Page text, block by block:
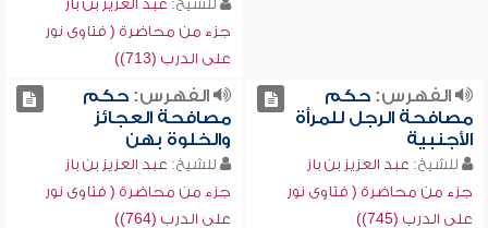
للشيخ: عبد العزيز بن باز
جزء من محاضرة ( فتاوى نور
على الدرب (713))
الفهرس:حكم
مصافحة الرجل للمرأة
الأجنبية
للشيخ: عبد العزيز بن باز
جزء من محاضرة ( فتاوى نور
على الدرب (745))
الفهرس:حكم
مصافحة العجائز
والخلوة بهن
للشيخ: عبد العزيز بن باز
جزء من محاضرة ( فتاوى نور
على الدرب (764))